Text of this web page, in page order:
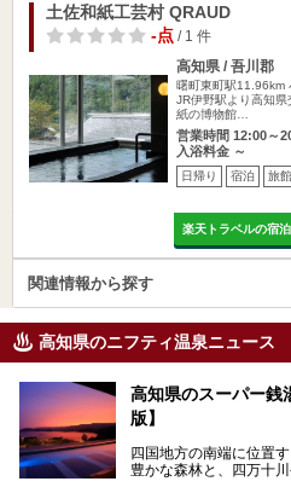
土佐和紙工芸村 QRAUD
-点/ 1 件
高知県 / 吾川郡
曙町東町駅11.96km
JR伊野駅より高知
紙の博物館…
営業時間 12:00～
入浴料金 ～
日帰り 宿泊 旅館
楽天トラベルの宿
関連情報から探す
高知県のニフティ温泉ニュース
高知県のスーパー銭
版】
四国地方の南端に位置
豊かな森林と、四万十